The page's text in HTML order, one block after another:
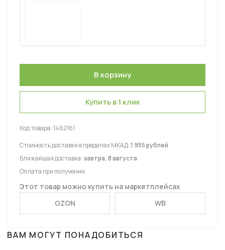
Купить в 1 клик
Код товара:1462161
Стоимость доставки в пределах МКАД:1 955 рублей
Ближайшая доставка: завтра, 8 августа
Оплата при получении
Этот товар можно купить на маркетплейсах
OZON
WB
ВАМ МОГУТ ПОНАДОБИТЬСЯ